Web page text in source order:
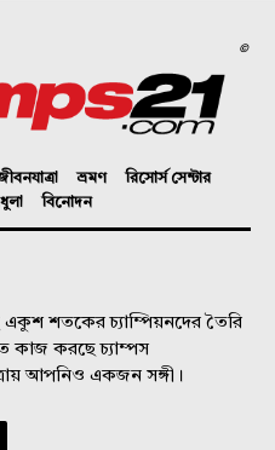
©
ভ্রমণ
রিসোর্স সেন্টার
বিনোদন
শতকের চ্যাম্পিয়নদের তৈরি
কাজ করছে চ্যাম্পস
আপনিও একজন সঙ্গী।